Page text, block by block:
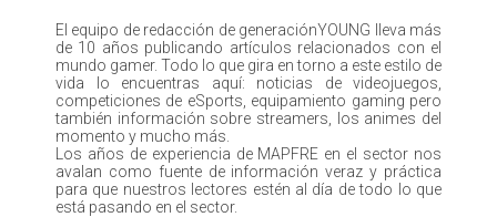
El equipo de redacción de generaciónYOUNG lleva más
de 10 años publicando artículos relacionados con el
mundo gamer. Todo lo que gira en torno a este estilo de
vida lo encuentras aquí: noticias de videojuegos,
competiciones de eSports, equipamiento gaming pero
también información sobre streamers, los animes del
momento y mucho más.
Los años de experiencia de MAPFRE en el sector nos
avalan como fuente de información veraz y práctica
para que nuestros lectores estén al día de todo lo que
está pasando en el sector.